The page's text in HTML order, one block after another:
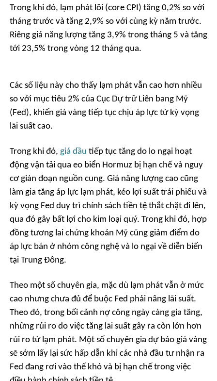
Trong khi đó, lạm phát lõi (core CPI) tăng 0,2% so với
tháng trước và tăng 2,9% so với cùng kỳ năm trước.
Riêng giá năng lượng tăng 3,9% trong tháng 5 và tăng
tới 23,5% trong vòng 12 tháng qua.
Các số liệu này cho thấy lạm phát vẫn cao hơn nhiều
so với mục tiêu 2% của Cục Dự trữ Liên bang Mỹ
(Fed), khiến giá vàng tiếp tục chịu áp lực từ kỳ vọng
lãi suất cao.
Trong khi đó, giá dầu tiếp tục tăng do lo ngại hoạt
động vận tải qua eo biển Hormuz bị hạn chế và nguy
cơ gián đoạn nguồn cung. Giá năng lượng cao cũng
làm gia tăng áp lực lạm phát, kéo lợi suất trái phiếu và
kỳ vọng Fed duy trì chính sách tiền tệ thắt chặt đi lên,
qua đó gây bất lợi cho kim loại quý. Trong khi đó, hợp
đồng tương lai chứng khoán Mỹ cũng giảm điểm do
áp lực bán ở nhóm công nghệ và lo ngại về diễn biến
tại Trung Đông.
Theo một số chuyên gia, mặc dù lạm phát vẫn ở mức
cao nhưng chưa đủ để buộc Fed phải nâng lãi suất.
Theo đó, trong bối cảnh nợ công ngày càng gia tăng,
những rủi ro do việc tăng lãi suất gây ra còn lớn hơn
rủi ro từ lạm phát. Một số chuyên gia dự báo giá vàng
sẽ sớm lấy lại sức hấp dẫn khi các nhà đầu tư nhận ra
Fed đang rơi vào thế khó và bị hạn chế trong việc